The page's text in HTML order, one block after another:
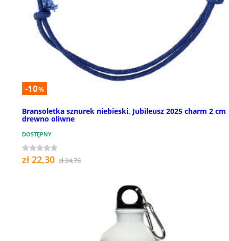
-10%
Bransoletka sznurek niebieski, Jubileusz 2025 charm 2 cm
drewno oliwne
DOSTĘPNY
zł 22,30 zł 24,78